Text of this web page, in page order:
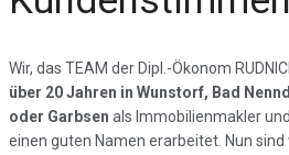
Wir, das TEAM der Dipl.-Ökonom
über 20 Jahren in Wunstorf, Bad
oder Garbsen als Immobilienmakler
einen guten Namen erarbeitet. Nun